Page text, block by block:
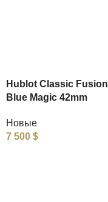
Hublot Classic Fusion
Blue Magic 42mm
Новые
7 500 $